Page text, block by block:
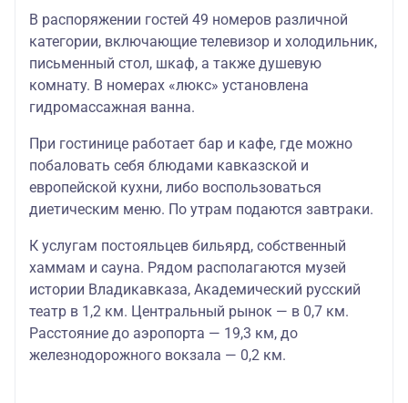
В распоряжении гостей 49 номеров различной
категории, включающие телевизор и холодильник,
письменный стол, шкаф, а также душевую
комнату. В номерах «люкс» установлена
гидромассажная ванна.
При гостинице работает бар и кафе, где можно
побаловать себя блюдами кавказской и
европейской кухни, либо воспользоваться
диетическим меню. По утрам подаются завтраки.
К услугам постояльцев бильярд, собственный
хаммам и сауна. Рядом располагаются музей
истории Владикавказа, Академический русский
театр в 1,2 км. Центральный рынок — в 0,7 км.
Расстояние до аэропорта — 19,3 км, до
железнодорожного вокзала — 0,2 км.